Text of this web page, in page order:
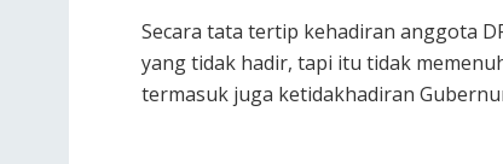
Secara tata tertip kehadiran anggota
yang tidak hadir, tapi itu tidak
termasuk juga ketidakhadiran